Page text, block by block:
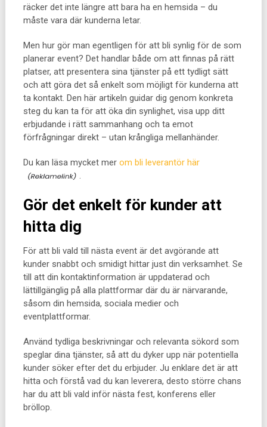
räcker det inte längre att bara ha en hemsida – du
måste vara där kunderna letar.
Men hur gör man egentligen för att bli synlig för de som
planerar event? Det handlar både om att finnas på rätt
platser, att presentera sina tjänster på ett tydligt sätt
och att göra det så enkelt som möjligt för kunderna att
ta kontakt. Den här artikeln guidar dig genom konkreta
steg du kan ta för att öka din synlighet, visa upp ditt
erbjudande i rätt sammanhang och ta emot
förfrågningar direkt – utan krångliga mellanhänder.
Du kan läsa mycket mer om bli leverantör här
.
Gör det enkelt för kunder att
hitta dig
För att bli vald till nästa event är det avgörande att
kunder snabbt och smidigt hittar just din verksamhet. Se
till att din kontaktinformation är uppdaterad och
lättillgänglig på alla plattformar där du är närvarande,
såsom din hemsida, sociala medier och
eventplattformar.
Använd tydliga beskrivningar och relevanta sökord som
speglar dina tjänster, så att du dyker upp när potentiella
kunder söker efter det du erbjuder. Ju enklare det är att
hitta och förstå vad du kan leverera, desto större chans
har du att bli vald inför nästa fest, konferens eller
bröllop.